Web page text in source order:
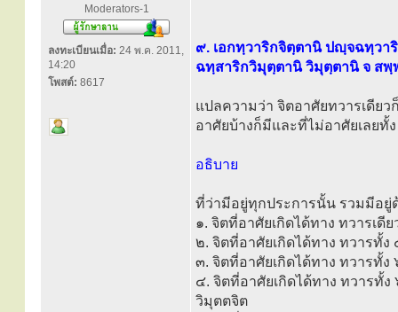
Moderators-1
ลงทะเบียนเมื่อ: 24 พ.ค. 2011,
14:20
โพสต์: 8617
๙. เอกทฺวาริกจิตฺตานิ ปญฺจฉทฺวา
ฉทฺสาริกวิมุตฺตานิ วิมุตฺตานิ จ สพฺ
แปลความว่า จิตอาศัยทวารเดีย
อาศัยบ้างก็มีและที่ไม่อาศัยเลยทั้
อธิบาย
ที่ว่ามีอยู่ทุกประการนั้น รวมมีอยู่
๑. จิตที่อาศัยเกิดได้ทาง ทวารเดีย
๒. จิตที่อาศัยเกิดได้ทาง ทวารทั้ง
๓. จิตที่อาศัยเกิดได้ทาง ทวารทั้ง
๔. จิตที่อาศัยเกิดได้ทาง ทวารทั้
วิมุตตจิต